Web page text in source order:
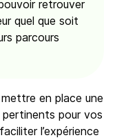
retrouver
quel que soit
parcours
en place une
pour vos
l’expérience